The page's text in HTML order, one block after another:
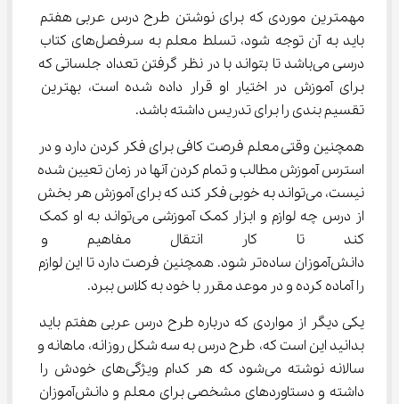
مهمترین موردی که برای نوشتن طرح درس عربی هفتم
باید به آن توجه شود، تسلط معلم به سرفصل‌های کتاب
درسی می‌باشد تا بتواند با در نظر گرفتن تعداد جلساتی که
برای آموزش در اختیار او قرار داده شده است، بهترین
تقسیم بندی را برای تدریس داشته باشد.
همچنین وقتی معلم فرصت کافی برای فکر کردن دارد و در
استرس آموزش مطالب و تمام کردن آنها در زمان تعیین شده
نیست، می‌تواند به خوبی فکر کند که برای آموزش هر بخش
از درس چه لوازم و ابزار کمک آموزشی می‌تواند به او کمک
کند تا کار انتقال مفاهیم و
دانش‌آموزان ساده‌تر شود. همچنین فرصت دارد تا این لوازم
را آماده کرده و در موعد مقرر با خود به کلاس ببرد.
یکی دیگر از مواردی که درباره طرح درس عربی هفتم باید
بدانید این است که، طرح درس به سه شکل روزانه، ماهانه و
سالانه نوشته می‌شود که هر کدام ویژگی‌های خودش را
داشته و دستاوردهای مشخصی برای معلم و دانش‌آموزان